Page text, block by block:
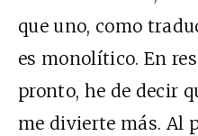
que uno, como
es monolítico. En
pronto, he de decir
me divierte más. Al